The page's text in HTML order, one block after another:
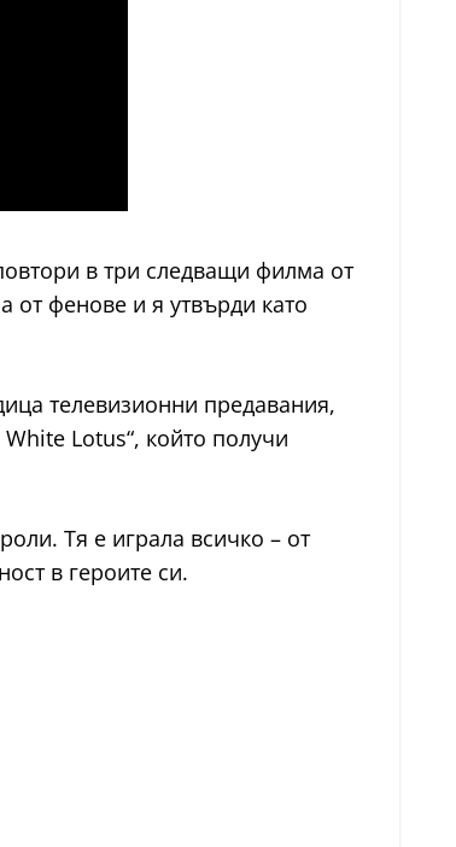
в три следващи филма от
от фенове и я утвърди като
телевизионни предавания,
White Lotus“, който получи
Тя е играла всичко – от
в героите си.